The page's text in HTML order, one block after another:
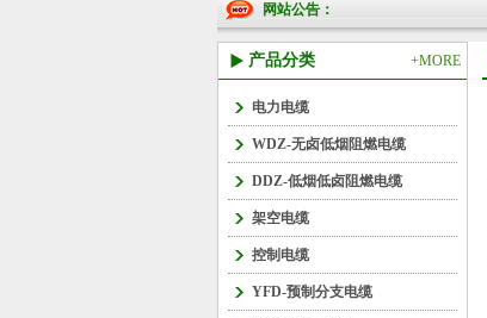
网站公告：
+MORE
产品分类
电力电缆
WDZ-无卤低烟阻燃电缆
DDZ-低烟低卤阻燃电缆
架空电缆
控制电缆
YFD-预制分支电缆